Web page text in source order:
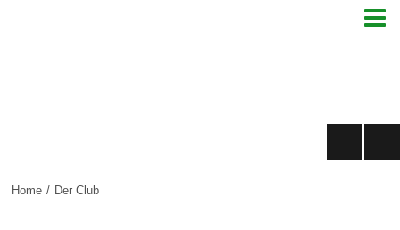

Home / Der Club